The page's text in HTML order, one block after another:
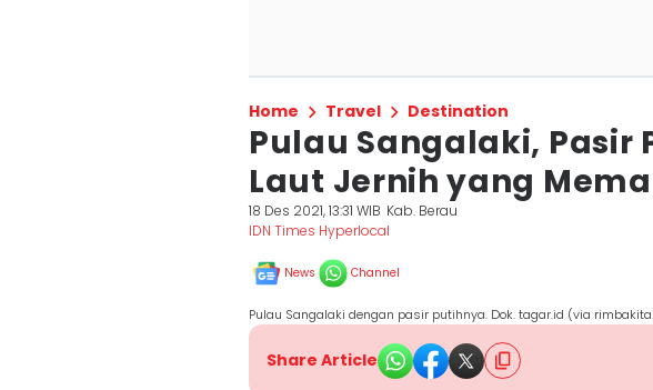
Home Travel Destination
Pulau Sangalaki, Pasir
Laut Jernih yang
18 Des 2021, 13:31 WIB Kab. Berau
IDN Times Hyperlocal
News Channel
Pulau Sangalaki dengan pasir putihnya. Dok. tagar.id (via
Share Article